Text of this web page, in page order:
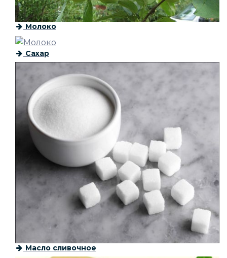
Молоко
Сахар
Масло сливочное